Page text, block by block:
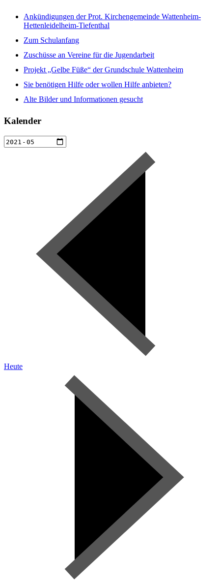
Ankündigungen der Prot. Kirchengemeinde Wattenheim-
Hettenleidelheim-Tiefenthal
Zum Schulanfang
Zuschüsse an Vereine für die Jugendarbeit
Projekt „Gelbe Füße“ der Grundschule Wattenheim
Sie benötigen Hilfe oder wollen Hilfe anbieten?
Alte Bilder und Informationen gesucht
Kalender
Heute